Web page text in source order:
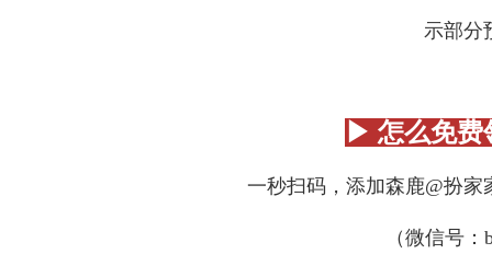
示部分
▶ 怎么免
一秒扫码，添加森鹿@扮
（微信号